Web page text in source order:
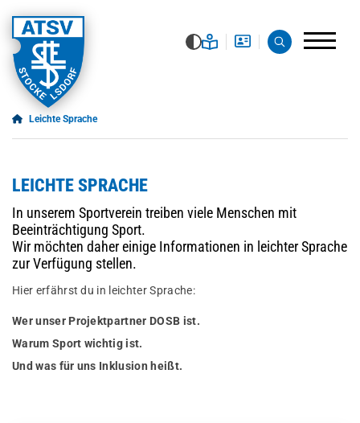
Leichte Sprache
LEICHTE SPRACHE
In unserem Sportverein treiben viele Menschen mit
Beeinträchtigung Sport.
Wir möchten daher einige Informationen in leichter Sprache
zur Verfügung stellen.
Hier erfährst du in leichter Sprache:
Wer unser Projektpartner DOSB ist.
Warum Sport wichtig ist.
Und was für uns Inklusion heißt.